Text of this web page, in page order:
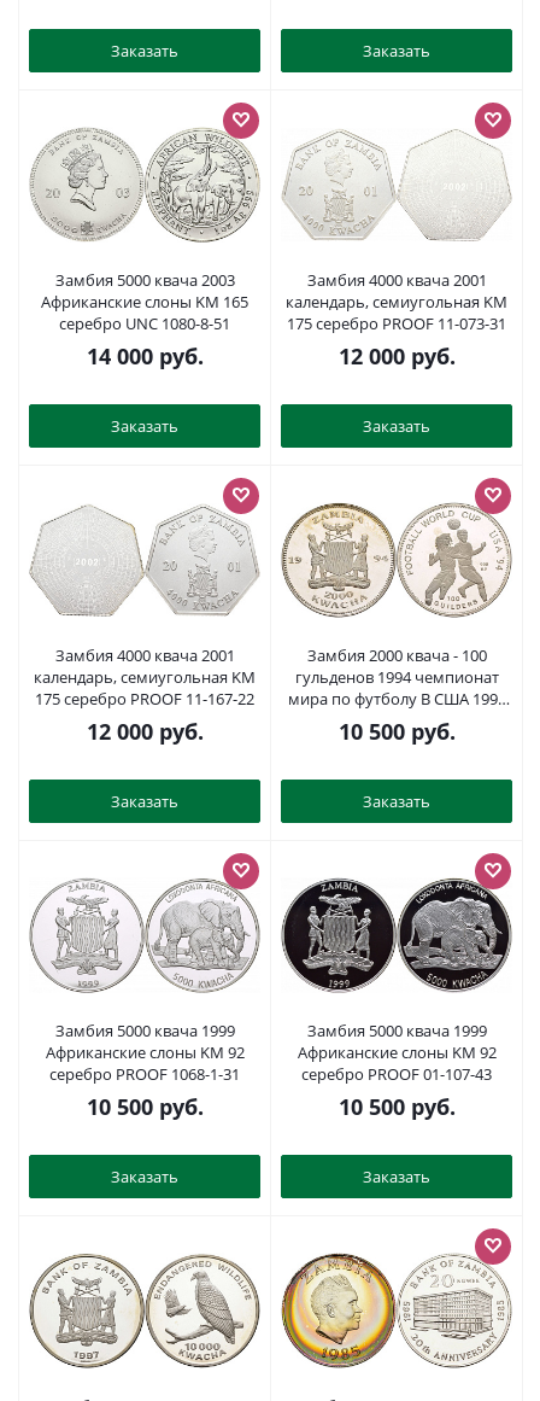
Заказать Заказать
Замбия 5000 квача 2003
Африканские слоны KM 165
серебро UNC 1080-8-51
14 000руб.
Заказать
Замбия 4000 квача 2001
календарь, семиугольная KM
175 серебро PROOF 11-073-31
12 000руб.
Заказать
Замбия 4000 квача 2001
календарь, семиугольная KM
175 серебро PROOF 11-167-22
12 000руб.
Заказать
Замбия 2000 квача - 100
гульденов 1994 чемпионат
мира по футболу В США 1994
года, два игрока, ошибка (100
Guilders) KM 138 медно-никель
10 500руб.
Заказать
Замбия 5000 квача 1999
Африканские слоны KM 92
серебро PROOF 1068-1-31
10 500руб.
Заказать
Замбия 5000 квача 1999
Африканские слоны KM 92
серебро PROOF 01-107-43
10 500руб.
Заказать